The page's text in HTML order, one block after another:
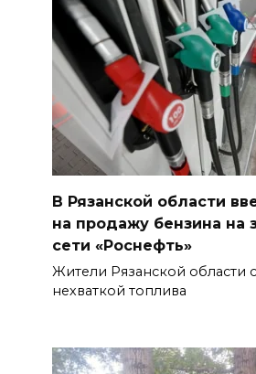
В Рязанской области
на продажу бензина на
сети «Роснефть»
Жители Рязанской области
нехваткой топлива